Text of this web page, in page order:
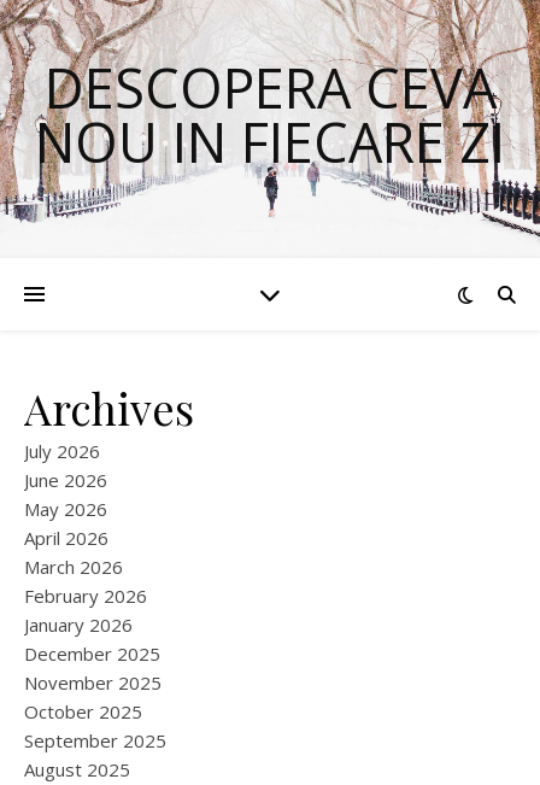
DESCOPERA CEVA
NOU IN FIECARE ZI
Archives
July 2026
June 2026
May 2026
April 2026
March 2026
February 2026
January 2026
December 2025
November 2025
October 2025
September 2025
August 2025